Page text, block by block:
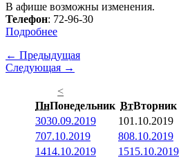
В афише возможны изменения.
Телефон: 72-96-30
Подробнее
← Предыдущая
Следующая →
<
ПнПонедельник ВтВторник
3030.09.2019 101.10.2019
707.10.2019 808.10.2019
1414.10.2019 1515.10.2019